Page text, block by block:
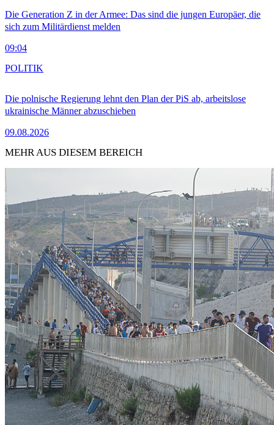
Die Generation Z in der Armee: Das sind die jungen Europäer, die
sich zum Militärdienst melden
09:04
Die polnische Regierung lehnt den Plan der PiS ab, arbeitslose
ukrainische Männer abzuschieben
09.08.2026
POLITIK
MEHR AUS DIESEM BEREICH